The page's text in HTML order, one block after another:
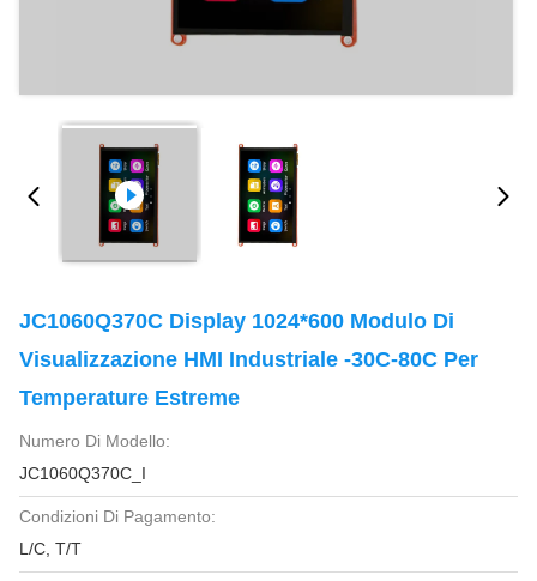
JC1060Q370C Display 1024*600 Modulo Di
Visualizzazione HMI Industriale -30C-80C Per
Temperature Estreme
Numero Di Modello:
JC1060Q370C_I
Condizioni Di Pagamento:
L/C, T/T